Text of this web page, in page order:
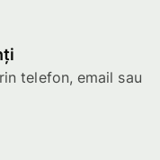
telefon, email sau